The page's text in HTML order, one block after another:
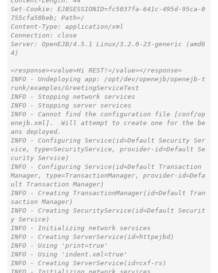
Set-Cookie: EJBSESSIONID=fc5037fa-641c-495d-95ca-0
755cfa50beb; Path=/
Content-Type: application/xml
Connection: close
Server: OpenEJB/4.5.1 Linux/3.2.0-23-generic (amd6
4)
<response><value>Hi REST!</value></response>
INFO - Undeploying app: /opt/dev/openejb/openejb-t
runk/examples/GreetingServiceTest
INFO - Stopping network services
INFO - Stopping server services
INFO - Cannot find the configuration file [conf/op
enejb.xml].  Will attempt to create one for the be
ans deployed.
INFO - Configuring Service(id=Default Security Ser
vice, type=SecurityService, provider-id=Default Se
curity Service)
INFO - Configuring Service(id=Default Transaction
Manager, type=TransactionManager, provider-id=Defa
ult Transaction Manager)
INFO - Creating TransactionManager(id=Default Tran
saction Manager)
INFO - Creating SecurityService(id=Default Securit
y Service)
INFO - Initializing network services
INFO - Creating ServerService(id=httpejbd)
INFO - Using 'print=true'
INFO - Using 'indent.xml=true'
INFO - Creating ServerService(id=cxf-rs)
INFO - Initializing network services